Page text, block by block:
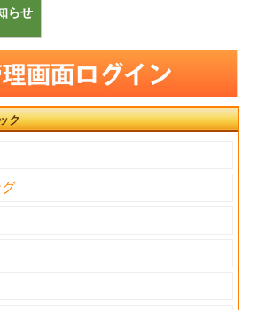
らせ
ク